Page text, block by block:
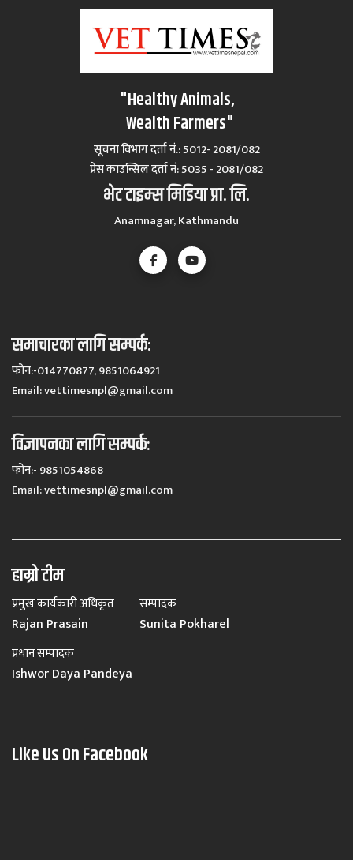
"Healthy Animals,
Wealth Farmers"
सूचना विभाग दर्ता नं.: 5012- 2081/082
प्रेस काउन्सिल दर्ता नं‍: 5035 - 2081/082
भेट टाइम्स मिडिया प्रा. लि.
Anamnagar, Kathmandu
समाचारका लागि सम्पर्कः
फोन:-014770877, 9851064921
Email:vettimesnpl@gmail.com
विज्ञापनका लागि सम्पर्कः
फोन:- 9851054868
Email:vettimesnpl@gmail.com
हाम्रो टीम
प्रमुख कार्यकारी अधिकृत
Rajan Prasain
सम्पादक
Sunita Pokharel
प्रधान सम्पादक
Ishwor Daya Pandeya
Like Us On Facebook